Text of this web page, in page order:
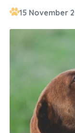
15 November